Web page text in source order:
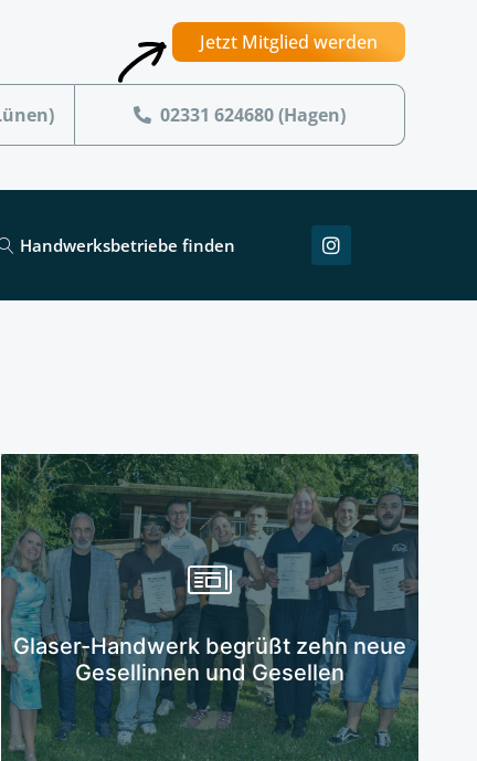
Jetzt Mitglied werden
02331 624680 (Hagen)
Handwerksbetriebe finden
Glaser-Handwerk begrüßt zehn neue
Gesellinnen und Gesellen
Mehr erfahren